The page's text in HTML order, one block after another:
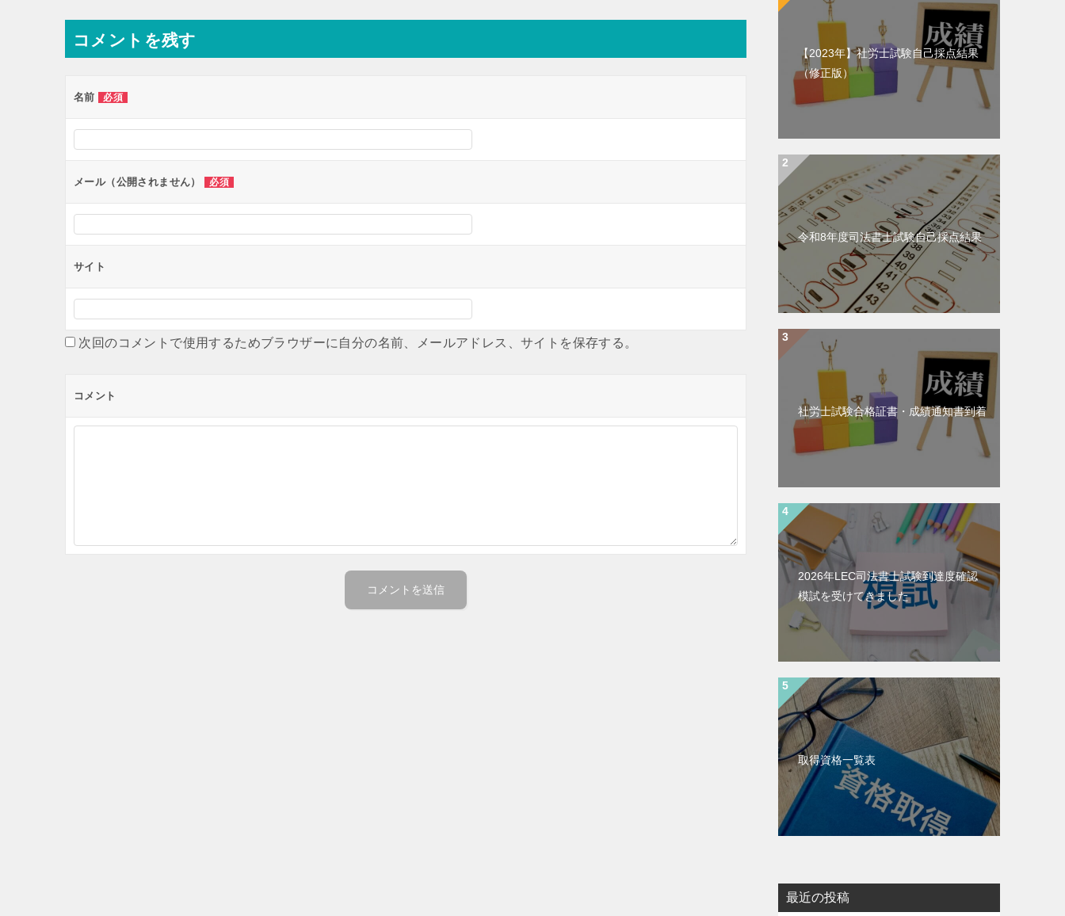
ナ
ビ
ー
ョ
ン
コメントを残す
名前 必須
メール（公開されません） 必須
サイト
次回のコメントで使用するためブラウザーに自分の名前、メールアドレス、サイトを保存する。
コメント
【2023年】社労士試験自己採点結果
（修正版）
令和8年度司法書士試験自己採点結果
社労士試験合格証書・成績通知書到着
2026年LEC司法書士試験到達度確認
模試を受けてきました
取得資格一覧表
最近の投稿